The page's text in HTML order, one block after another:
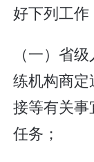
好下列工作
（一）省
练机构商
接等有关
任务；